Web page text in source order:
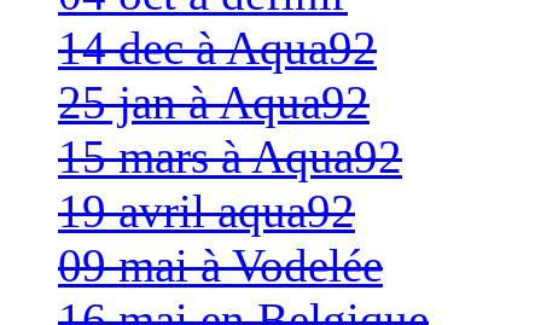
14 dec à Aqua92
25 jan à Aqua92
15 mars à Aqua92
19 avril aqua92
09 mai à Vodelée